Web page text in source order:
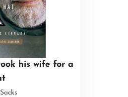
his wife for a